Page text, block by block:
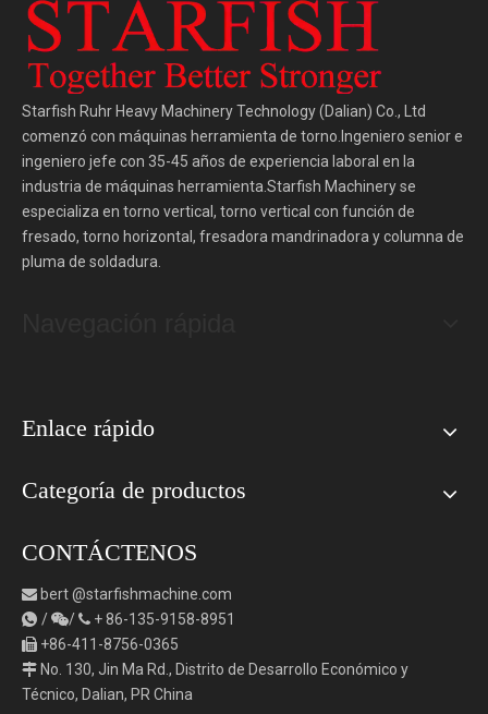
Starfish Ruhr Heavy Machinery Technology (Dalian) Co., Ltd
comenzó con máquinas herramienta de torno.Ingeniero senior e
ingeniero jefe con 35-45 años de experiencia laboral en la
industria de máquinas herramienta.Starfish Machinery se
especializa en torno vertical, torno vertical con función de
fresado, torno horizontal, fresadora mandrinadora y columna de
pluma de soldadura.
Enlace rápido
Categoría de productos
CONTÁCTENOS
 bert@starfishmachine.com
 / /  +86-135-9158-8951
 +86-411-8756-0365
 No. 130, Jin Ma Rd., Distrito de Desarrollo Económico y
Técnico, Dalian, PR China